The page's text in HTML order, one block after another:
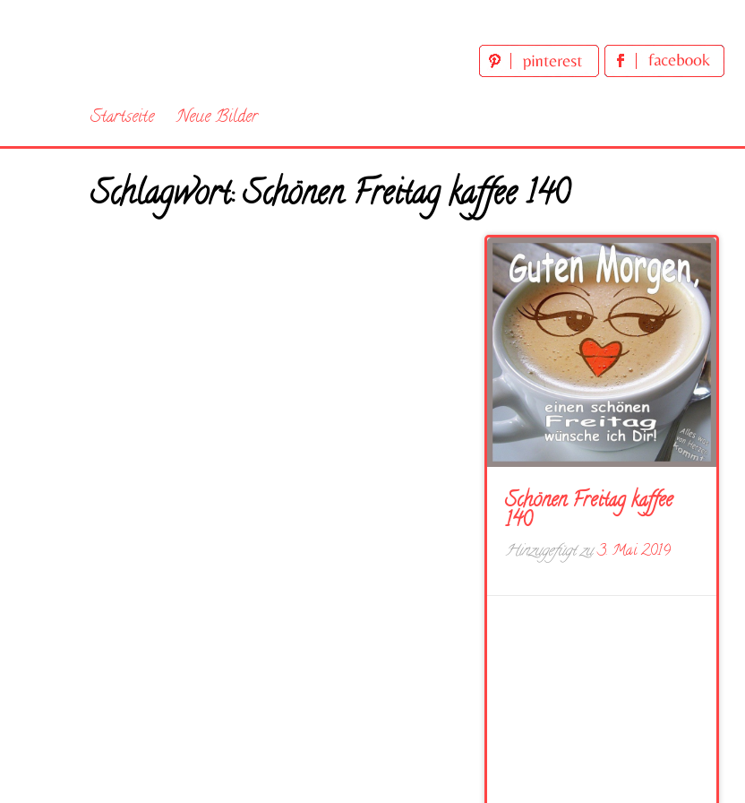
Startseite Neue Bilder
Schlagwort:Schönen Freitag kaffee 140
Schönen Freitag kaffee
140
Hinzugefügt zu3. Mai 2019